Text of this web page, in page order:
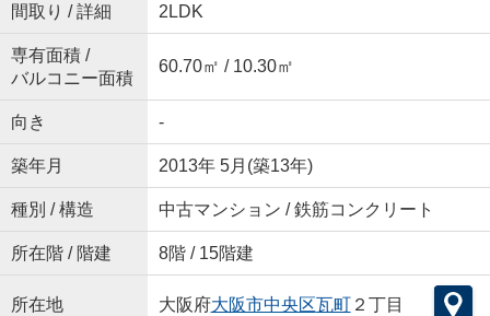
間取り / 詳細 2LDK
専有面積 /
バルコニー面積
60.70㎡ / 10.30㎡
向き -
築年月 2013年 5月(築13年)
種別 / 構造 中古マンション / 鉄筋コンクリート
所在階 / 階建 8階 / 15階建
所在地 大阪府大阪市中央区瓦町２丁目